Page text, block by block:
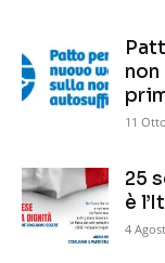
11
25
è
4